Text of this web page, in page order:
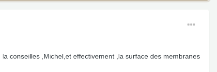
conseilles ,Michel,et effectivement ,la surface des membranes